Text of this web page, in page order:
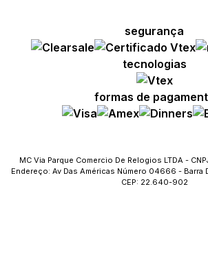
Solicite troca
Conheça o
Fale com o
Solicite troca
Conheça o
Fale com o
segurança
tecnologias
formas de
MC Via Parque Comercio De Relogios LTDA -
Endereço: Av Das Américas Número 04666 - Barra
CEP: 22.640-902
Solicite troca
Conheça o
Fale com o